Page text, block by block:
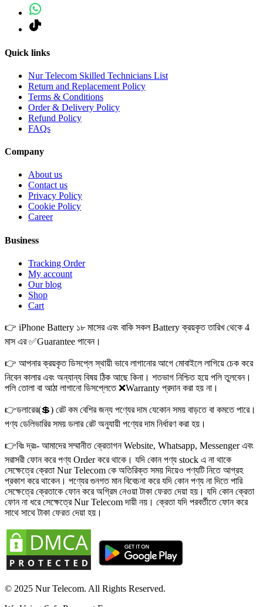
Quick links
Nur Telecom Skilled Technicians List
Return and Replacement Policy
Terms & Conditions
Order & Delivery Policy
Refund Policy
FAQs
Company
About us
Contact us
Privacy Policy
Cookie Policy
Career
Business
Tracking Order
My account
Our blog
Shop
Cart
👉 iPhone Battery ১৮ মাসের এবং বাকি সকল Battery ক্রয়কৃত তারিখ থেকে 4
মাস এর ✅Guarantee পাবেন।
👉 আপনার ক্রয়কৃত ডিসপ্লে স্থায়ী ভাবে লাগানোর আগে মোবাইলে লাগিয়ে চেক করে
নিবেন কালার এবং অন্যান্য বিষয় ঠিক আছে কিনা। শতভাগ নিশ্চিত হয়ে পলি তুলবেন।
পলি তোলা বা আঠা লাগানো ডিসপ্লেতে ❌Warranty প্রদান করা হয় না।
👉ডলারের(💲) রেট কম বেশির জন্য পণ্যের দাম যেকোন সময় বাড়তে বা কমতে পারে।
পণ্য ডেলিভারির সময় ডলার রেট অনুযায়ী পণ্যের দাম নির্ধারণ করা হয়।
👉বিঃ দ্রঃ- আমাদের সম্মানীত ক্রেতাগন Website, Whatsapp, Messenger এবং
সরাসরী ফোন করে পণ্য Order করে থাকে। যদি কোন পণ্য stock এ না থাকে
সেক্ষেত্রে ক্রেতা Nur Telecom কে অতিরিক্ত সময় দিয়েও পণ্যটি নিতে আগ্রহ
প্রকাশ করে থাকেন। পণ্যের গুনগত মান বিবেচনা করে যদি কোন পণ্য না দিতে পারি
সেক্ষেত্রে ক্রেতাকে ফোন করে অগ্রিম নেওয়া টাকা ফেরত দেয়া হয়। যদি কোন ক্রেতা
ফোন না ধরে সেক্ষেত্রে Nur Telecom দায়ী নয়। ক্রেতা যদি পরবর্তীতে ফোন করে
সাথে সাথে টাকা ফেরত দেয়া হয়।
© 2025 Nur Telecom. All Rights Reserved.